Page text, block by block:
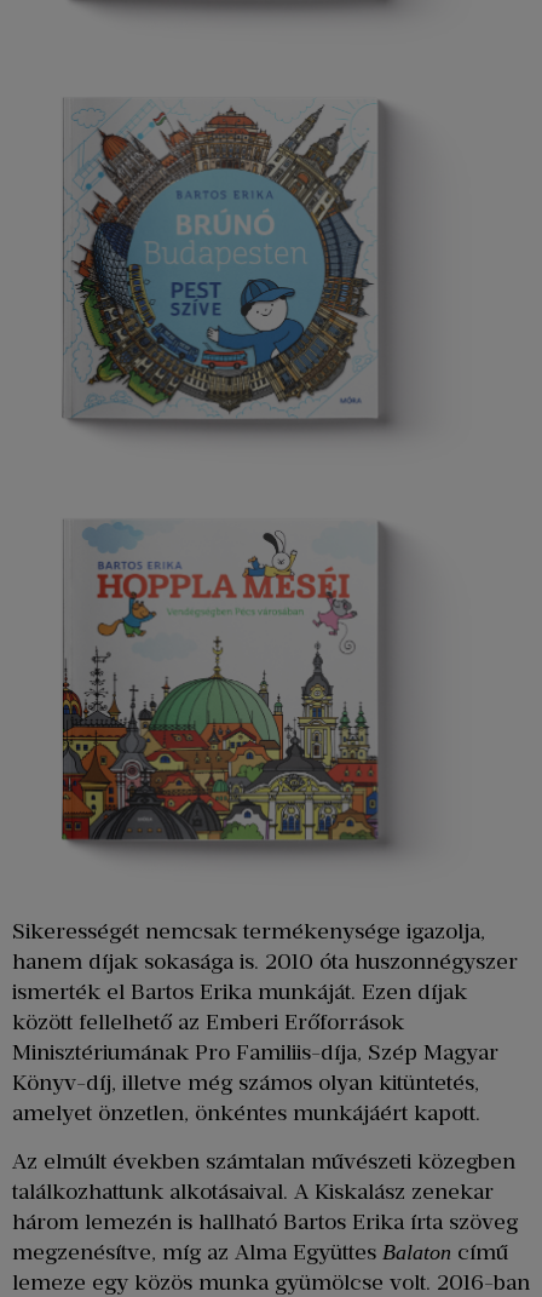
Sikerességét nemcsak termékenysége igazolja,
hanem díjak sokasága is. 2010 óta huszonnégyszer
ismerték el Bartos Erika munkáját. Ezen díjak
között fellelhető az Emberi Erőforrások
Minisztériumának Pro Familiis-díja, Szép Magyar
Könyv-díj, illetve még számos olyan kitüntetés,
amelyet önzetlen, önkéntes munkájáért kapott.
Az elmúlt években számtalan művészeti közegben
találkozhattunk alkotásaival. A Kiskalász zenekar
három lemezén is hallható Bartos Erika írta szöveg
megzenésítve, míg az Alma Együttes Balaton című
lemeze egy közös munka gyümölcse volt. 2016-ban